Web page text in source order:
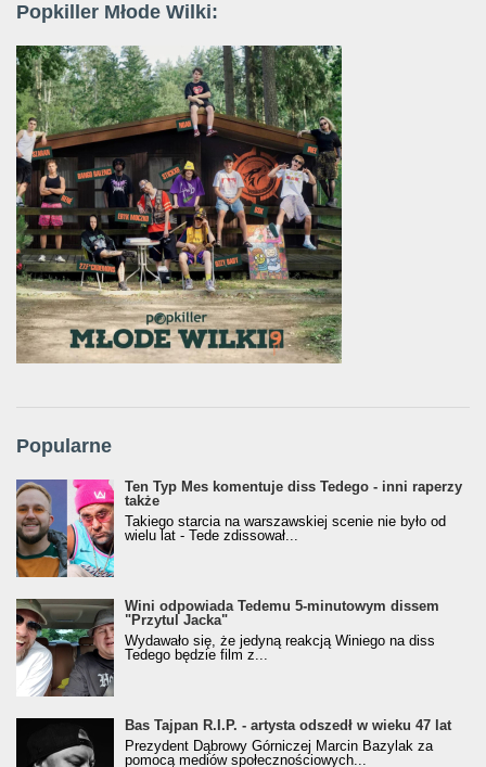
Popkiller Młode Wilki:
Popularne
Ten Typ Mes komentuje diss Tedego - inni raperzy
także
Takiego starcia na warszawskiej scenie nie było od
wielu lat - Tede zdissował...
Wini odpowiada Tedemu 5-minutowym dissem
"Przytul Jacka"
Wydawało się, że jedyną reakcją Winiego na diss
Tedego będzie film z...
Bas Tajpan R.I.P. - artysta odszedł w wieku 47 lat
Prezydent Dąbrowy Górniczej Marcin Bazylak za
pomocą mediów społecznościowych...